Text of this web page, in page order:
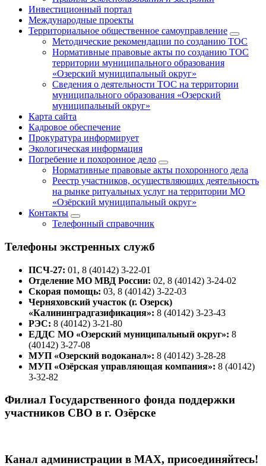
Инвестиционный портал
Международные проекты
Территориальное общественное самоуправление
Методические рекомендации по созданию ТОС
Нормативные правовые акты по созданию ТОС
территории муниципального образования
«Озерский муниципальный округ»
Сведения о деятельности ТОС на территории
муниципального образования «Озерский
муниципальный округ»
Карта сайта
Кадровое обеспечение
Прокуратура информирует
Экологическая информация
Погребение и похоронное дело
Нормативные правовые акты похоронного дела
Реестр участников, осуществляющих деятельность
на рынке ритуальных услуг на территории МО
«Озёрский муниципальный округ»
Контакты
Телефонный справочник
Телефоны экстренных служб
ПСЧ-27: 01, 8 (40142) 3-22-01
Отделение МО МВД России: 02, 8 (40142) 3-24-02
Скорая помощь: 03, 8 (40142) 3-22-03
Черняховский участок (г. Озерск)
«Калининградгазификация»: 8 (40142) 3-23-43
РЭС: 8 (40142) 3-21-80
ЕДДС МО «Озерский муниципальный округ»: 8
(40142) 3-27-08
МУП «Озерский водоканал»: 8 (40142) 3-28-28
МУП «Озёрская управляющая компания»: 8 (40142)
3-32-82
Филиал Государственного фонда поддержки
участников СВО в г. Озёрске
Канал администрации в МАХ, присоединяйтесь!